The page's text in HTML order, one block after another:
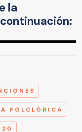
la
FOLCLÓRICA